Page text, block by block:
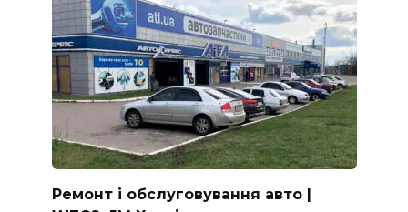
Ремонт і обслуговування авто |